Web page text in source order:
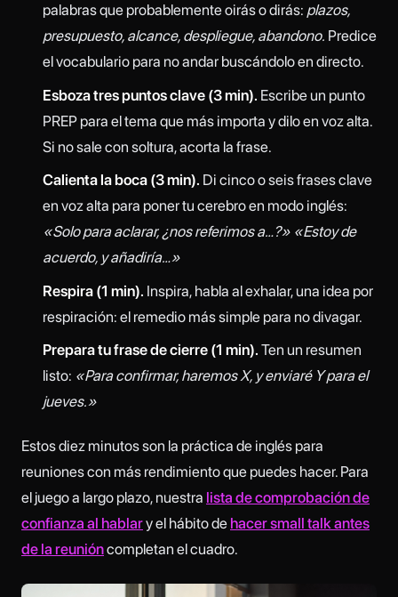
palabras que probablemente oirás o dirás: plazos,
presupuesto, alcance, despliegue, abandono. Predice
el vocabulario para no andar buscándolo en directo.
Esboza tres puntos clave (3 min). Escribe un punto
PREP para el tema que más importa y dilo en voz alta.
Si no sale con soltura, acorta la frase.
Calienta la boca (3 min). Di cinco o seis frases clave
en voz alta para poner tu cerebro en modo inglés:
«Solo para aclarar, ¿nos referimos a…?» «Estoy de
acuerdo, y añadiría…»
Respira (1 min). Inspira, habla al exhalar, una idea por
respiración: el remedio más simple para no divagar.
Prepara tu frase de cierre (1 min). Ten un resumen
listo: «Para confirmar, haremos X, y enviaré Y para el
jueves.»
Estos diez minutos son la práctica de inglés para
reuniones con más rendimiento que puedes hacer. Para
el juego a largo plazo, nuestra lista de comprobación de
confianza al hablary el hábito de hacer small talk antes
de la reunióncompletan el cuadro.